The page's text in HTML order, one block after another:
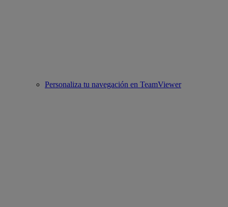
Personaliza tu navegación en TeamViewer